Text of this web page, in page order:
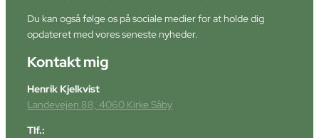
Du kan også følge os på sociale medier for at holde dig
opdateret med vores seneste nyheder.
Kontakt mig
Henrik Kjelkvist
Landevejen 88, 4060 Kirke Såby
Tlf.: